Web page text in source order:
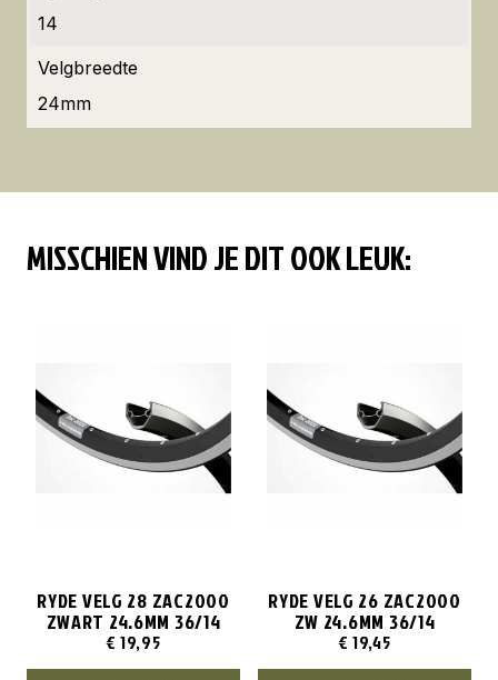
14
Velgbreedte
24mm
MISSCHIEN VIND JE DIT OOK LEUK:
RYDE VELG 28 ZAC2000
ZWART 24.6MM 36/14
€ 19,95
RYDE VELG 26 ZAC2000
ZW 24.6MM 36/14
€ 19,45